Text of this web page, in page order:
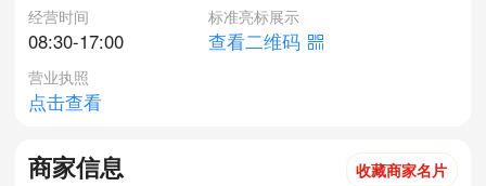
经营时间
08:30-17:00
标准亮标展示
查看二维码
营业执照
点击查看
商家信息
收藏商家名片